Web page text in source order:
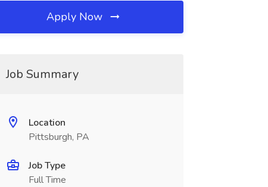
Apply Now
Job Summary
Location
Pittsburgh, PA
Job Type
Full Time